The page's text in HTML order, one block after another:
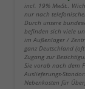
incl. 19% MwSt..
nur nach
Durch unsere
befinden sich viele
im Außenlager /
ganz Deutschland
Zugang zur
Sie vorab nach dem
Auslieferungs-
Nebenkosten für